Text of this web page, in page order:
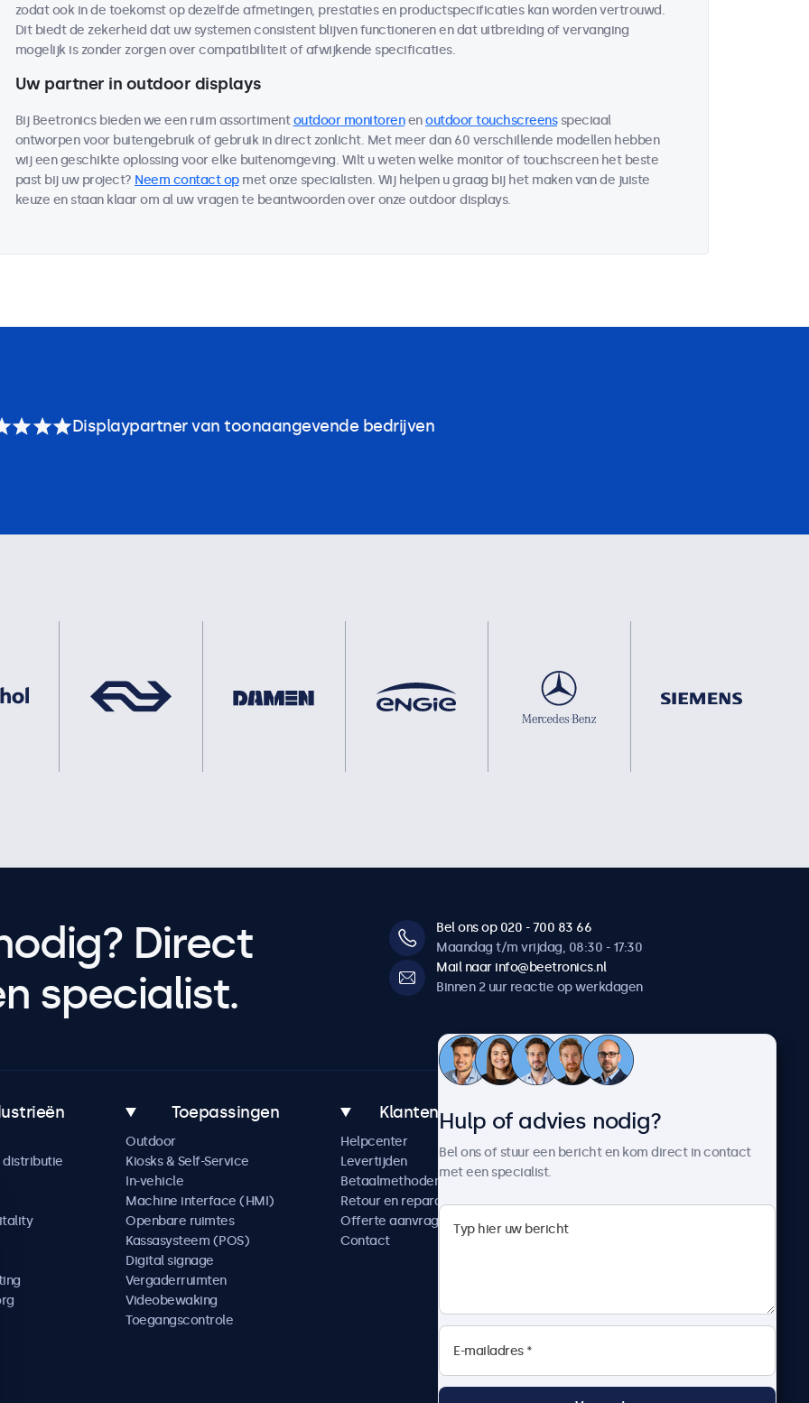
zodat ook in de toekomst op dezelfde afmetingen, prestaties en productspecificaties kan worden vertrouwd.
Dit biedt de zekerheid dat uw systemen consistent blijven functioneren en dat uitbreiding of vervanging
mogelijk is zonder zorgen over compatibiliteit of afwijkende specificaties.
Uw partner in outdoor displays
Bij Beetronics bieden we een ruim assortimentoutdoor monitorenenoutdoor touchscreensspeciaal
ontworpen voor buitengebruik of gebruik in direct zonlicht. Met meer dan 60 verschillende modellen hebben
wij een geschikte oplossing voor elke buitenomgeving. Wilt u weten welke monitor of touchscreen het beste
past bij uw project? Neem contact opmet onze specialisten. Wij helpen u graag bij het maken van de juiste
keuze en staan klaar om al uw vragen te beantwoorden over onze outdoor displays.
Displaypartner van toonaangevende bedrijven
Direct
specialist.
Bel ons op 020 - 700 83 66
Maandag t/m vrijdag, 08:30 - 17:30
Mail naar info@beetronics.nl
Binnen 2 uur reactie op werkdagen
distributie
Toepassingen
Outdoor
Kiosks & Self-Service
In-vehicle
Machine interface (HMI)
Openbare ruimtes
Kassasysteem (POS)
Digital signage
Vergaderruimten
Videobewaking
Toegangscontrole
Klantenservice
Helpcenter
Levertijden
Betaalmethoden
Retour en reparatie
Offerte aanvragen
Contact
Over Beetronics
Nieuws en updates
Werken bij Beetronics
Algemene voorwaarden
Hulp of advies nodig?
Bel ons of stuur een bericht en kom direct in contact
met een specialist.